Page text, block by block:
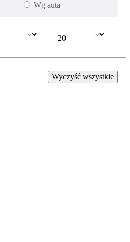
Wg auta
Wyczyść wszystkie